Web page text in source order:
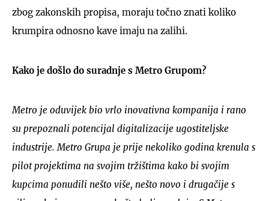
zbog zakonskih propisa, moraju točno znati koliko
krumpira odnosno kave imaju na zalihi.
Kako je došlo do suradnje s Metro Grupom?
Metro je oduvijek bio vrlo inovativna kompanija i rano
su prepoznali potencijal digitalizacije ugostiteljske
industrije. Metro Grupa je prije nekoliko godina krenula s
pilot projektima na svojim tržištima kako bi svojim
kupcima ponudili nešto više, nešto novo i drugačije s